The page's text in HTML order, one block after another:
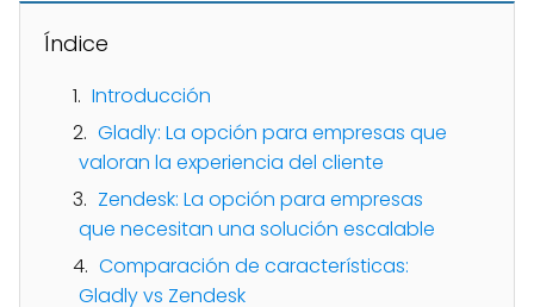
Índice
Introducción
Gladly: La opción para empresas que
valoran la experiencia del cliente
Zendesk: La opción para empresas
que necesitan una solución escalable
Comparación de características:
Gladly vs Zendesk